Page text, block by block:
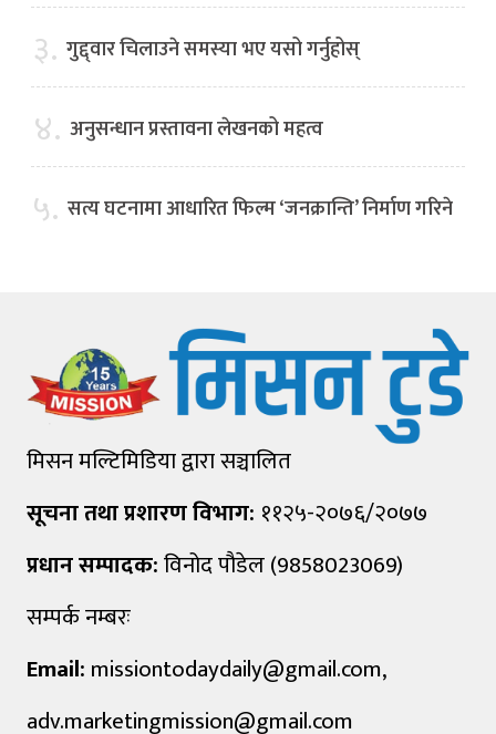
३. गुद्द्वार चिलाउने समस्या भए यसो गर्नुहोस्
४. अनुसन्धान प्रस्तावना लेखनको महत्व
५. सत्य घटनामा आधारित फिल्म ‘जनक्रान्ति’ निर्माण गरिने
मिसन मल्टिमिडिया द्वारा सञ्चालित
सूचना तथा प्रशारण विभाग: ११२५-२०७६/२०७७
प्रधान सम्पादक:विनोद पौडेल (9858023069)
सम्पर्क नम्बरः
Email: missiontodaydaily@gmail.com,
adv.marketingmission@gmail.com